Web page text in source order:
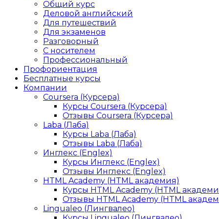
Общий курс
Деловой английский
Для путешествий
Для экзаменов
Разговорный
С носителем
Профессиональный
Профориентация
Бесплатные курсы
Компании
Coursera (Курсера)
Курсы Coursera (Курсера)
Отзывы Coursera (Курсера)
Laba (Лаба)
Курсы Laba (Лаба)
Отзывы Laba (Лаба)
Инглекс (Englex)
Курсы Инглекс (Englex)
Отзывы Инглекс (Englex)
HTML Academy (HTML академия)
Курсы HTML Academy (HTML
Отзывы HTML Academy (HTML
Lingualeo (Лингвалео)